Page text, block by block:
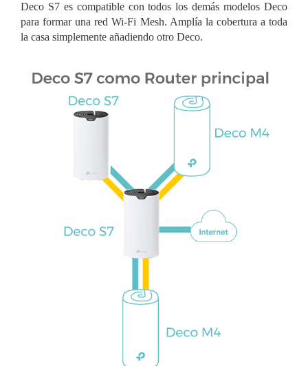
Deco S7 es compatible con todos los demás modelos Deco
para formar una red Wi-Fi Mesh. Amplía la cobertura a toda
la casa simplemente añadiendo otro Deco.